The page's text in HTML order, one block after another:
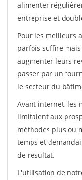
alimenter
entreprise et
Pour les meilleurs
parfois suffire
augmenter leurs
passer par un
le secteur du
Avant internet, les
limitaient aux
méthodes plus ou
temps et
de résultat.
L'utilisation de